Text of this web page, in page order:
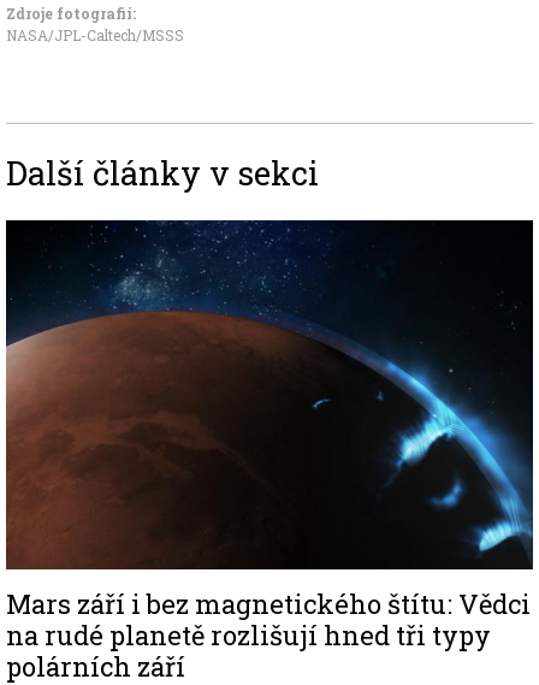
Zdroje fotografii:
NASA/JPL-Caltech/MSSS
Další články v sekci
Image
Mars září i bez magnetického štítu: Vědci
na rudé planetě rozlišují hned tři typy
polárních září